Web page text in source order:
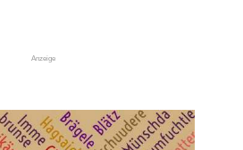
Anzeige